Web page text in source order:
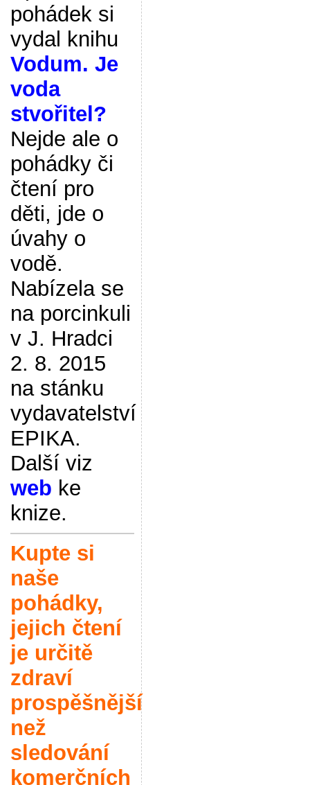
pohádek si
vydal knihu
Vodum. Je
voda
stvořitel?
Nejde ale o
pohádky či
čtení pro
děti, jde o
úvahy o
vodě.
Nabízela se
na porcinkuli
v J. Hradci
2. 8. 2015
na stánku
vydavatelství
EPIKA.
Další viz
web ke
knize.
Kupte si
naše
pohádky,
jejich čtení
je určitě
zdraví
prospěšnější
než
sledování
komerčních